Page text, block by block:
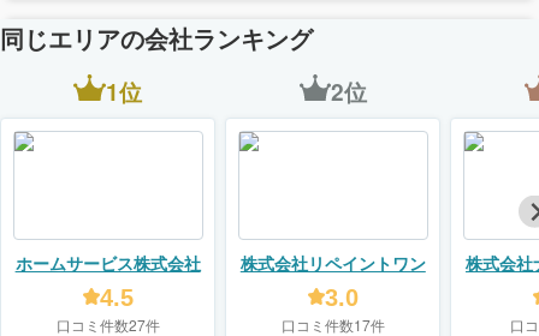
同じエリアの会社ランキング
1位
ホームサービス株式会社
4.5
口コミ件数27件
2位
株式会社リペイントワン
3.0
口コミ件数17件
株式会社
口